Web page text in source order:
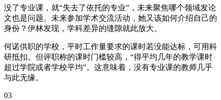
没了专业课，就“失去了依托的专业”，未来聚焦哪个领域发论
文也是问题。未来参加学术交流活动，她又该如何介绍自己的
身份？伊林发现，学科差异的缝隙就此放大。
何诺供职的学校，平时工作量要求的课时若没能达标，可用科
研抵扣。但评职称的课时门槛较高，“得平均几年的教学课时
超过学院或者学校平均”。这意味着，没有专业课的教师几乎
与此无缘。
03